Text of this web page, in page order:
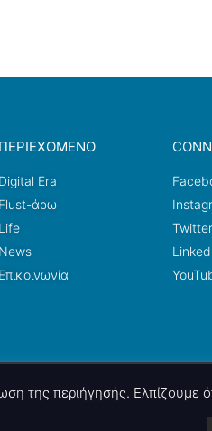
ΠΕΡΙΕΧΟΜΕΝΟ
Digital Era
Flust-άρω
Life
News
Επικοινωνία
Twitter
της περιήγησής.